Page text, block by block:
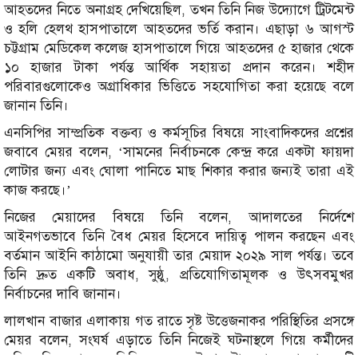
আহতদের নিতে অনাগ্রহ দেখিয়েছিল, তখন তিনি নিজ উদ্যোগে ট্রিটমেন্ট
ও হলি হেলথ হাসপাতালে আহতদের ভর্তি করান। এছাড়া ৬ আগস্ট
চট্টগ্রাম মেডিকেল কলেজ হাসপাতালে গিয়ে আহতদের ৫ হাজার থেকে
১০ হাজার টাকা পর্যন্ত আর্থিক সহায়তা প্রদান করেন। শহীদ
পরিবারগুলোকেও অগ্রাধিকার ভিত্তিতে সহযোগিতা করা হয়েছে বলে
জানান তিনি।
এনসিপির সাম্প্রতিক বক্তব্য ও কর্মসূচির বিষয়ে সাংবাদিকদের প্রশ্নের
জবাবে মেয়র বলেন, ‘সামনের নির্বাচনকে কেন্দ্র করে একটা ফায়দা
লোটার জন্য এবং ঘোলা পানিতে মাছ শিকার করার জন্যই তারা এই
কাজ করছে।’
নিজের মেয়াদের বিষয়ে তিনি বলেন, আদালতের নির্দেশে
আইনগতভাবে তিনি বৈধ মেয়র হিসেবে দায়িত্ব পালন করছেন এবং
বর্তমান আইনি কাঠামো অনুযায়ী তার মেয়াদ ২০২৯ সাল পর্যন্ত। তবে
তিনি দ্রুত একটি অবাধ, সুষ্ঠু, প্রতিযোগিতামূলক ও উৎসবমুখর
নির্বাচনের দাবি জানান।
লালখান বাজার এলাকায় গত রাতে সৃষ্ট উত্তেজনাকর পরিস্থিতির প্রসঙ্গে
মেয়র বলেন, সংঘর্ষ এড়াতে তিনি নিজেই ঘটনাস্থলে গিয়ে কর্মীদের